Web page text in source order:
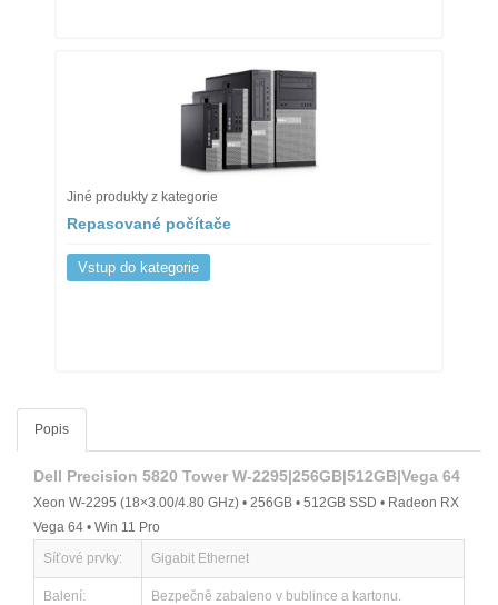
Jiné produkty z kategorie
Repasované počítače
Vstup do kategorie
Popis
Dell Precision 5820 Tower W-2295|256GB|512GB|Vega 64
Xeon W-2295 (18×3.00/4.80 GHz) • 256GB • 512GB SSD • Radeon RX
Vega 64 • Win 11 Pro
Síťové prvky:
Gigabit Ethernet
Balení: Bezpečně zabaleno v bublince a kartonu.